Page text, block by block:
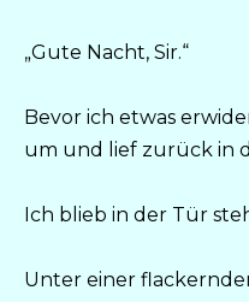
„Gute Nacht, Sir.“
Bevor ich etwas
um und lief zurück in
Ich blieb in der Tür
Unter einer